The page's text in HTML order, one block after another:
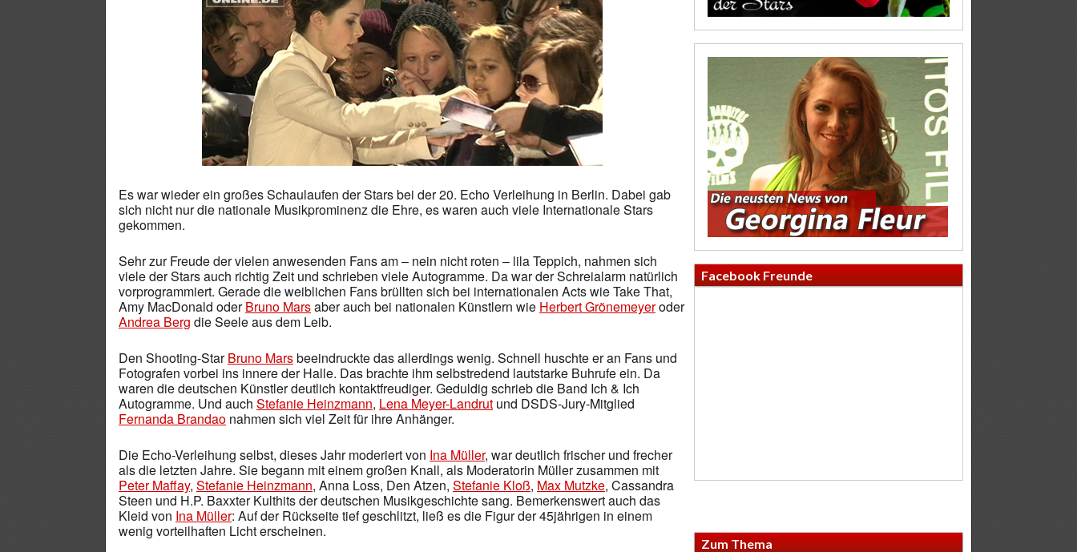
Es war wieder ein großes Schaulaufen der Stars bei der 20. Echo Verleihung in Berlin. Dabei gab
sich nicht nur die nationale Musikprominenz die Ehre, es waren auch viele Internationale Stars
gekommen.
Sehr zur Freude der vielen anwesenden Fans am – nein nicht roten – lila Teppich, nahmen sich
viele der Stars auch richtig Zeit und schrieben viele Autogramme. Da war der Schreialarm natürlich
vorprogrammiert. Gerade die weiblichen Fans brüllten sich bei internationalen Acts wie Take That,
Amy MacDonald oderBruno Marsaber auch bei nationalen Künstlern wie Herbert Grönemeyeroder
Andrea Berg die Seele aus dem Leib.
Den Shooting-StarBruno Marsbeeindruckte das allerdings wenig. Schnell huschte er an Fans und
Fotografen vorbei ins innere der Halle. Das brachte ihm selbstredend lautstarke Buhrufe ein. Da
waren die deutschen Künstler deutlich kontaktfreudiger. Geduldig schrieb die Band Ich & Ich
Autogramme. Und auch Stefanie Heinzmann, Lena Meyer-Landrut und DSDS-Jury-Mitglied
Fernanda Brandao nahmen sich viel Zeit für ihre Anhänger.
Die Echo-Verleihung selbst, dieses Jahr moderiert von Ina Müller, war deutlich frischer und frecher
als die letzten Jahre. Sie begann mit einem großen Knall, als Moderatorin Müller zusammen mit
Peter Maffay, Stefanie Heinzmann, Anna Loss, Den Atzen, Stefanie Kloß, Max Mutzke, Cassandra
Steen und H.P. Baxxter Kulthits der deutschen Musikgeschichte sang. Bemerkenswert auch das
Kleid von Ina Müller: Auf der Rückseite tief geschlitzt, ließ es die Figur der 45jährigen in einem
wenig vorteilhaften Licht erscheinen.
Facebook Freunde
Zum Thema